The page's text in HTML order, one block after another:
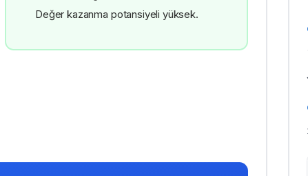
Değer kazanma potansiyeli yüksek.